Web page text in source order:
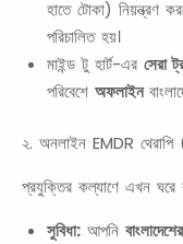
হাতে টোকা) নিয়ন্ত্রণ
পরিচালিত হয়।
মাইন্ড টু হার্ট-এর সেরা
পরিবেশে অফলাইন
২. অনলাইন EMDR
প্রযুক্তির কল্যাণে এখন ঘরে
সুবিধা:আপনি বাংলাদেশের